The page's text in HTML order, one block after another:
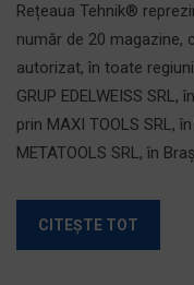
Rețeaua Tehnik®
număr de 20 magazine,
autorizat, în toate
GRUP EDELWEISS SRL,
prin MAXI TOOLS SRL,
METATOOLS SRL, în
CITEȘTE TOT